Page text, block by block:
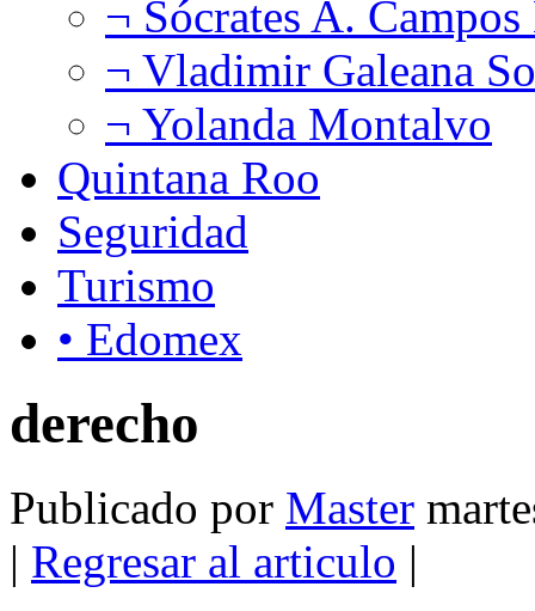
¬ Sócrates A.
¬ Vladimir Galeana
¬ Yolanda Montalvo
Quintana Roo
Seguridad
Turismo
• Edomex
derecho
Publicado por Master
| Regresar al articulo |